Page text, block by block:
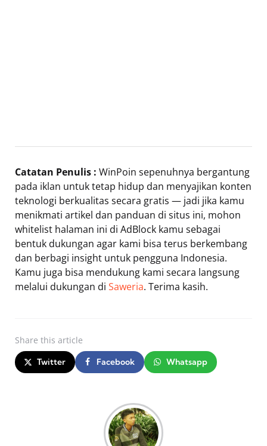
Catatan Penulis : WinPoin sepenuhnya bergantung
pada iklan untuk tetap hidup dan menyajikan konten
teknologi berkualitas secara gratis — jadi jika kamu
menikmati artikel dan panduan di situs ini, mohon
whitelist halaman ini di AdBlock kamu sebagai
bentuk dukungan agar kami bisa terus berkembang
dan berbagi insight untuk pengguna Indonesia.
Kamu juga bisa mendukung kami secara langsung
melalui dukungan di Saweria. Terima kasih.
Share this article
Twitter Facebook Whatsapp